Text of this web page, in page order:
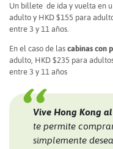
Un billete de ida y vuelta en
adulto y HKD $155 para
entre 3 y 11 años.
En el caso de las cabinas con
adulto, HKD $235 para
entre 3 y 11 años
Vive Hong Kong
te permite
simplemente